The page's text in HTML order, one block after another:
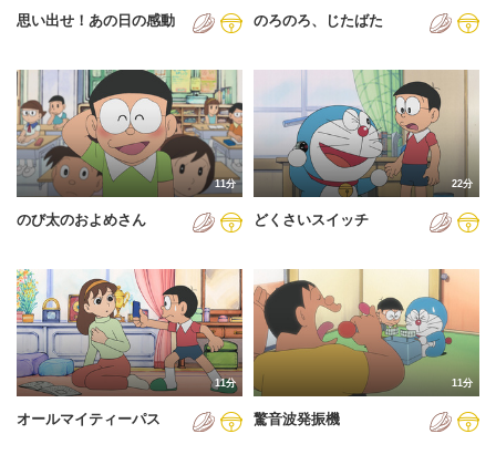
2013年
2014年
2015年
2016年
2017年
2019年
2020年
2021年
2022年
思い出せ！あの日の感動 のろのろ、じたばた
11分
のび太のおよめさん
22分
どくさいスイッチ
11分
オールマイティーパス
11分
驚音波発振機